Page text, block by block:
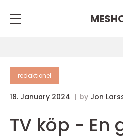
redaktionel
18. January 2024 by Jon
TV köp - En